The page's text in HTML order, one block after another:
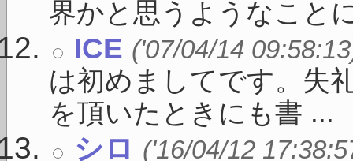
界かと思うようなこと
ICE ('07/04/14
は初めましてです。失
を頂いたときにも書 ...
シロ ('16/04/12